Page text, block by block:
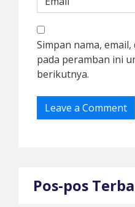
Simpan nama,
pada peramban ini
berikutnya.
Pos-pos